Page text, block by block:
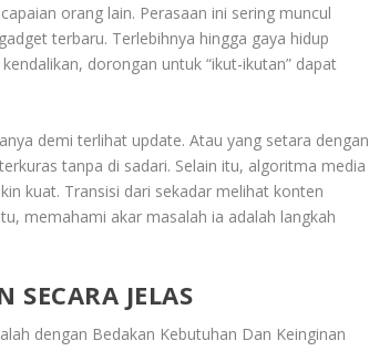
orang lain. Perasaan ini sering muncul
terbaru. Terlebihnya hingga gaya hidup
dorongan untuk “ikut-ikutan” dapat
demi terlihat update. Atau yang setara dengan
tanpa di sadari. Selain itu, algoritma media
kuat. Transisi dari sekadar melihat konten
memahami akar masalah ia adalah langkah
JELAS
dengan Bedakan Kebutuhan Dan Keinginan